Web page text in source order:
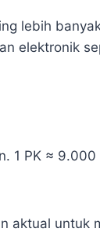
lebih
elektronik
1 PK ≈
aktual untuk